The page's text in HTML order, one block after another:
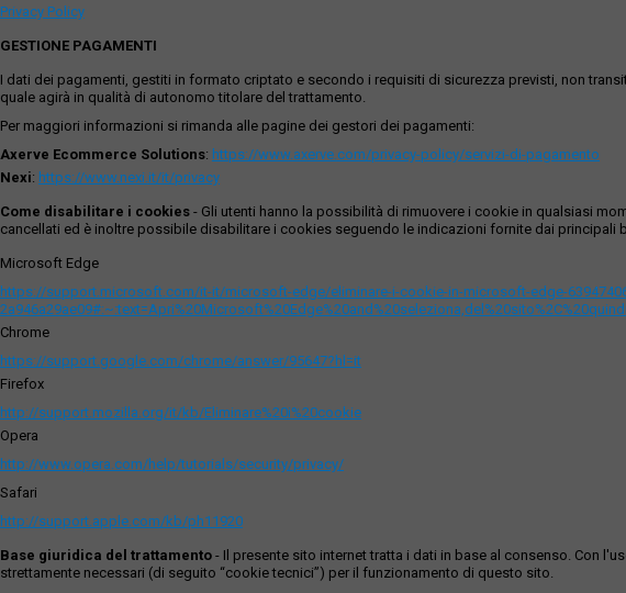
Privacy Policy
GESTIONE PAGAMENTI
I dati dei pagamenti, gestiti in formato criptato e secondo i requisiti di sicurezza previsti, non
quale agirà in qualità di autonomo titolare del trattamento.
Per maggiori informazioni si rimanda alle pagine dei gestori dei pagamenti:
Axerve Ecommerce Solutions: https://www.axerve.com/privacy-policy/servizi-di-pagamento
Nexi: https://www.nexi.it/it/privacy
Come disabilitare i cookies - Gli utenti hanno la possibilità di rimuovere i cookie in qualsiasi
cancellati ed è inoltre possibile disabilitare i cookies seguendo le indicazioni fornite dai principali
Microsoft Edge
https://support.microsoft.com/it-it/microsoft-edge/eliminare-i-cookie-in-microsoft-edge-
Chrome
https://support.google.com/chrome/answer/95647?hl=it
Firefox
http://support.mozilla.org/it/kb/Eliminare%20i%20cookie
Opera
http://www.opera.com/help/tutorials/security/privacy/
Safari
http://support.apple.com/kb/ph11920
Base giuridica del trattamento - Il presente sito internet tratta i dati in base al consenso. Con
strettamente necessari (di seguito “cookie tecnici”) per il funzionamento di questo sito.